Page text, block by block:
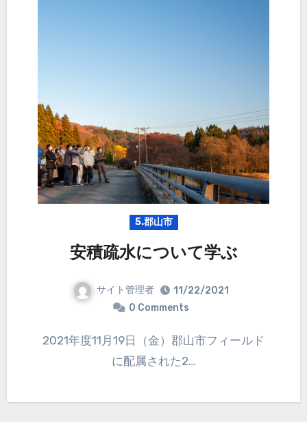
5.郡山市
安積疏水について学ぶ
サイト管理者
11/22/2021
0 Comments
2021年度11月19日（金）郡山市フィールド
に配属された2…